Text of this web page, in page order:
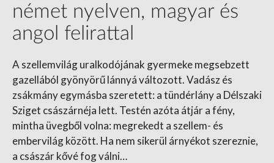
német nyelven, magyar és
angol felirattal
A szellemvilág uralkodójának gyermeke megsebzett
gazellából gyönyörű lánnyá változott. Vadász és
zsákmány egymásba szeretett: a tündérlány a Délszaki
Sziget császárnéja lett. Testén azóta átjár a fény,
mintha üvegből volna: megrekedt a szellem- és
embervilág között. Ha nem sikerül árnyékot szereznie,
a császár kővé fog válni…